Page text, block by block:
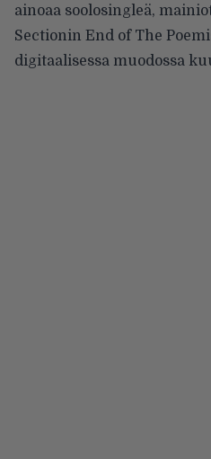
ainoaa soolosingleä,
Sectionin End of The
digitaalisessa muodossa